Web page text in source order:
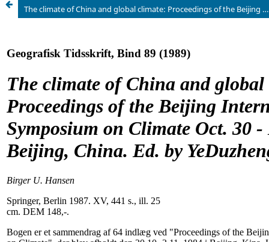
The climate of China and global climate: Proceedings of the Beijing International Symposium on Climate Oct. 30 - Nov. 3, 1984 Beijing, China. Ed. by YeDuzhenget al.